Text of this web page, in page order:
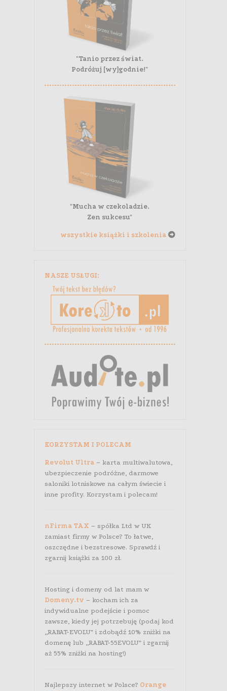
"Tanio przez świat.
Podróżuj [wy]godnie!"
"Mucha w czekoladzie.
Zen sukcesu"
wszystkie książki i szkolenia
NASZE USŁUGI:
KORZYSTAM I POLECAM
Revolut Ultra– karta multiwalutowa,
ubezpieczenie podróżne, darmowe
saloniki lotniskowe na całym świecie i
inne profity. Korzystam i polecam!
nFirma TAX – spółka Ltd w UK
zamiast firmy w Polsce? To łatwe,
oszczędne i bezstresowe. Sprawdź i
zgarnij książki za 100 zł.
Hosting i domeny od lat mam w
Domeny.tv – kocham ich za
indywidualne podejście i pomoc
zawsze, kiedy jej potrzebuję (podaj kod
„RABAT-EVOLU” i zdobądź 10% zniżki na
domenę lub „RABAT-55EVOLU” i zgarnij
aż 55% zniżki na hosting!)
Najlepszy internet w Polsce? Orange